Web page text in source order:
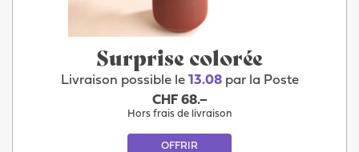
Surprise colorée
Livraison possible le 13.08par la Poste
CHF 68.–
Hors frais de livraison
OFFRIR